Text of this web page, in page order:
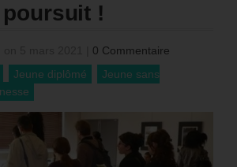
!
0 Commentaire
Jeune diplômé
Jeune sans